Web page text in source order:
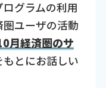
グラムの利用
ユーザの活動
月経済圏のサ
もとにお話しい